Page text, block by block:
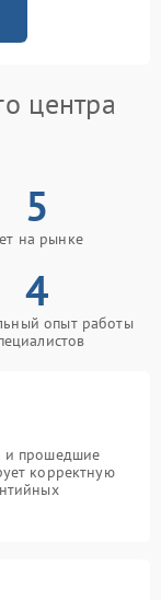
центра
5
на рынке
4
опыт работы
и прошедшие
корректную